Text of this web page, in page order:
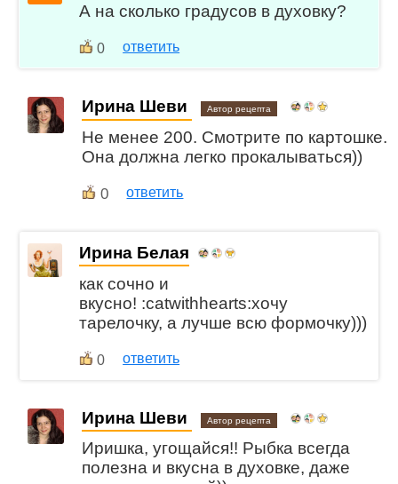
А на сколько градусов в духовку?
0 ответить
Ирина Шеви Автор рецепта
Не менее 200. Смотрите по картошке.
Она должна легко прокалываться))
0 ответить
Ирина Белая
как сочно и
вкусно! :catwithhearts:хочу
тарелочку, а лучше всю формочку)))
0 ответить
Ирина Шеви Автор рецепта
Иришка, угощайся!! Рыбка всегда
полезна и вкусна в духовке, даже